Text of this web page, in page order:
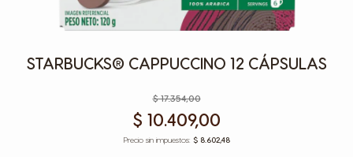
STARBUCKS® CAPPUCCINO 12 CÁPSULAS
$ 17.354,00
$ 10.409,00
$ 8.602,48